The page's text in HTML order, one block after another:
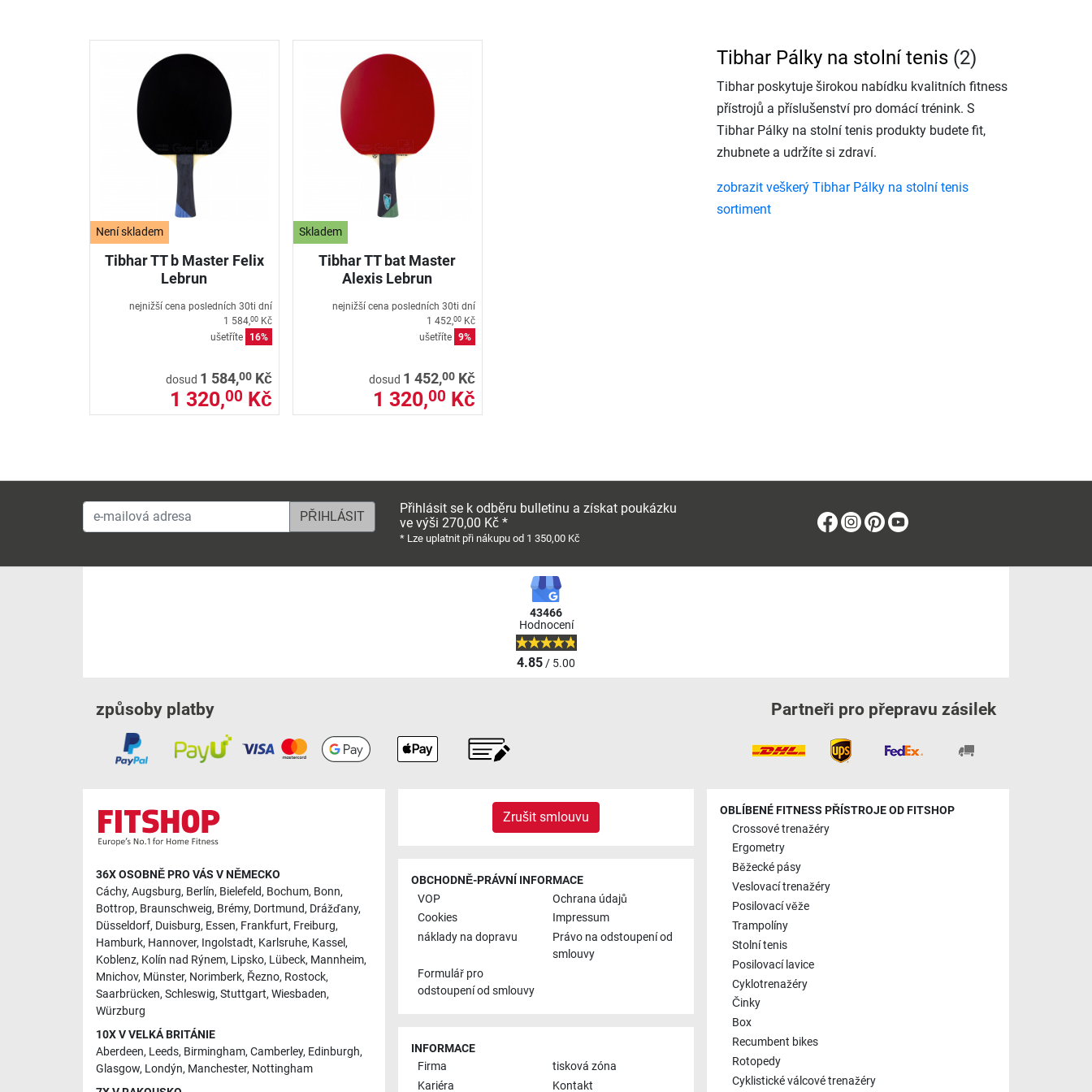
Není skladem
Tibhar TT b Master Felix
Lebrun
nejnižší cena posledních 30ti dní
1 584,00Kč
ušetříte
16%
dosud 1 584,00Kč
1 320,00 Kč
Skladem
Tibhar TT bat Master
Alexis Lebrun
nejnižší cena posledních 30ti dní
1 452,00Kč
ušetříte 9%
dosud 1 452,00Kč
1 320,00 Kč
Tibhar Pálky na stolní tenis (2)
Tibhar poskytuje širokou nabídku kvalitních fitness
přístrojů a příslušenství pro domácí trénink. S
Tibhar Pálky na stolní tenis produkty budete fit,
zhubnete a udržíte si zdraví.
zobrazit veškerý Tibhar Pálky na stolní tenis
sortiment
e-mailová adresa
Přihlásit se k odběru bulletinu a získat poukázku
ve výši 270,00 Kč *
* Lze uplatnit při nákupu od 1 350,00 Kč
Facebook
Instagram
Pinterest
43466
Hodnocení
4.85/ 5.00
způsoby platby Partneři pro přepravu zásilek
36X OSOBNĚ PRO VÁS V NĚMECKO
Cáchy, Augsburg, Berlín, Bielefeld, Bochum, Bonn,
Bottrop, Braunschweig, Brémy, Dortmund, Drážďany,
Düsseldorf, Duisburg, Essen, Frankfurt, Freiburg,
Hamburk, Hannover, Ingolstadt, Karlsruhe, Kassel,
Koblenz, Kolín nad Rýnem, Lipsko, Lübeck, Mannheim,
Mnichov, Münster, Norimberk, Řezno, Rostock,
Saarbrücken, Schleswig, Stuttgart, Wiesbaden,
Würzburg
10X V VELKÁ BRITÁNIE
Aberdeen, Leeds, Birmingham, Camberley, Edinburgh,
Glasgow, Londýn, Manchester, Nottingham
Zrušit smlouvu
OBCHODNĚ-PRÁVNÍ INFORMACE
VOP
Ochrana údajů
Cookies
Impressum
náklady na dopravu
Právo na odstoupení od
smlouvy
Formulář pro
odstoupení od smlouvy
INFORMACE
Firma
tisková zóna
Kariéra
Kontakt
OBLÍBENÉ FITNESS PŘÍSTROJE OD FITSHOP
Crossové trenažéry
Ergometry
Běžecké pásy
Veslovací trenažéry
Posilovací věže
Trampolíny
Stolní tenis
Posilovací lavice
Cyklotrenažéry
Činky
Box
Recumbent bikes
Rotopedy
Cyklistické válcové trenažéry